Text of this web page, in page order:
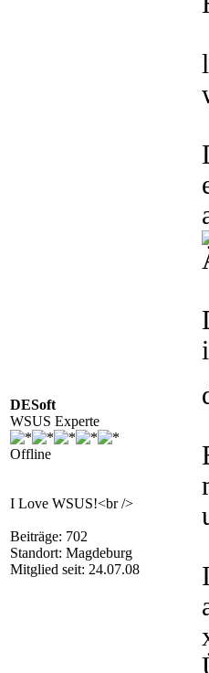
DESoft
WSUS Experte
Offline
I Love WSUS!<br />
Beiträge: 702
Standort: Magdeburg
Mitglied seit: 24.07.08